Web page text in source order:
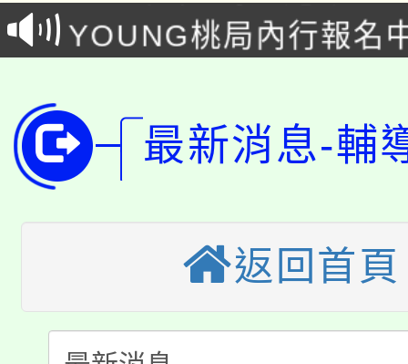
徵才活動。
YOUNG桃局內行報名
8月14至27日，桃園電
開!
115年桃園市運動會8/
田徑場及游泳池舉行。
桃園市低收入戶享有免
半價優惠，詳情可洽有
者。
份教師增能研習
大溪自造教育及科技
淨零綠生活教案入校路
會
115年食農教育專業人
最新消息-輔
返回首頁